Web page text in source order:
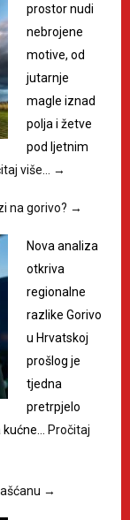
prostor nudi
nebrojene
motive, od
jutarnje
magle iznad
polja i žetve
pod ljetnim
više… →
na gorivo? →
Nova analiza
otkriva
regionalne
razlike Gorivo
u Hrvatskoj
prošlog je
tjedna
pretrpjelo
Pročitaj
→